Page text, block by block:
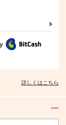
詳しくはこちら